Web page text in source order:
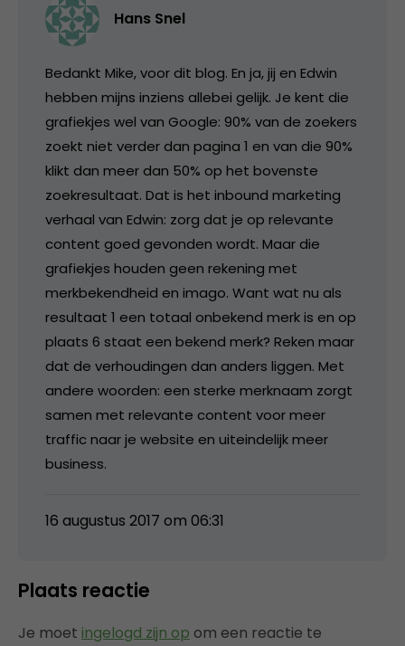
Hans Snel
Bedankt Mike, voor dit blog. En ja, jij en Edwin
hebben mijns inziens allebei gelijk. Je kent die
grafiekjes wel van Google: 90% van de zoekers
zoekt niet verder dan pagina 1 en van die 90%
klikt dan meer dan 50% op het bovenste
zoekresultaat. Dat is het inbound marketing
verhaal van Edwin: zorg dat je op relevante
content goed gevonden wordt. Maar die
grafiekjes houden geen rekening met
merkbekendheid en imago. Want wat nu als
resultaat 1 een totaal onbekend merk is en op
plaats 6 staat een bekend merk? Reken maar
dat de verhoudingen dan anders liggen. Met
andere woorden: een sterke merknaam zorgt
samen met relevante content voor meer
traffic naar je website en uiteindelijk meer
business.
16 augustus 2017 om 06:31
Plaats reactie
Je moet ingelogd zijn op om een reactie te